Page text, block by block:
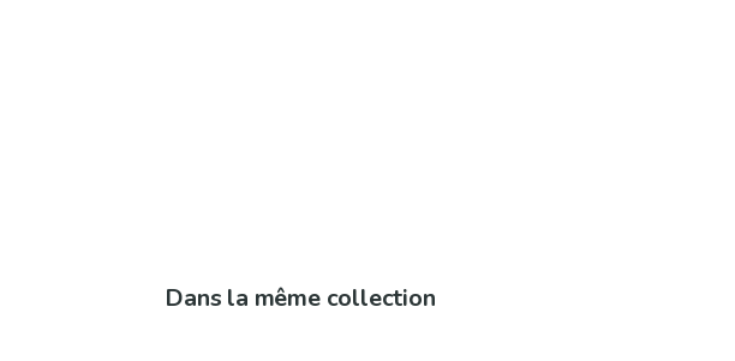
Dans la même collection